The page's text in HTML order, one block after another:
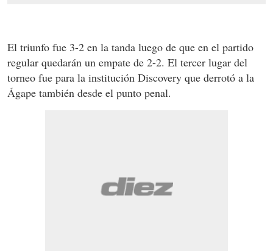
El triunfo fue 3-2 en la tanda luego de que en el partido
regular quedarán un empate de 2-2. El tercer lugar del
torneo fue para la institución Discovery que derrotó a la
Ágape también desde el punto penal.